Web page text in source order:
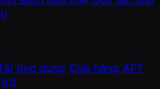
ứng dụng Cửa hàng APT
trữ